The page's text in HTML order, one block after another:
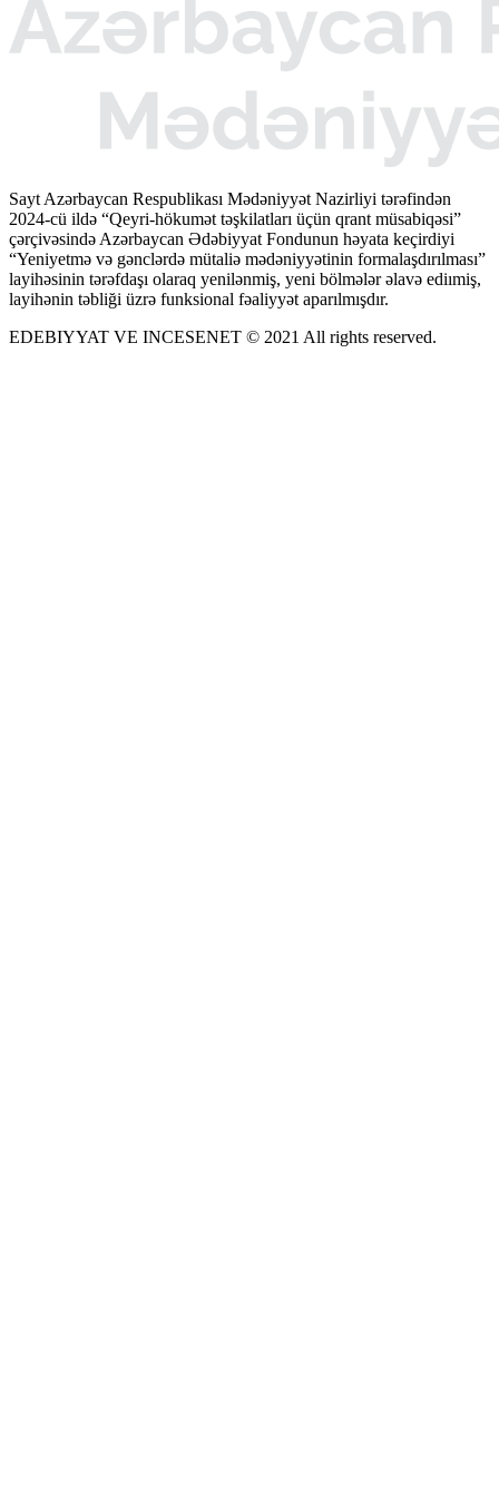
Sayt Azərbaycan Respublikası Mədəniyyət Nazirliyi tərəfindən
2024-cü ildə “Qeyri-hökumət təşkilatları üçün qrant müsabiqəsi”
çərçivəsində Azərbaycan Ədəbiyyat Fondunun həyata keçirdiyi
“Yeniyetmə və gənclərdə mütaliə mədəniyyətinin formalaşdırılması”
layihəsinin tərəfdaşı olaraq yenilənmiş, yeni bölmələr əlavə ediımiş,
layihənin təbliği üzrə funksional fəaliyyət aparılmışdır.
EDEBIYYAT VE INCESENET © 2021 All rights reserved.